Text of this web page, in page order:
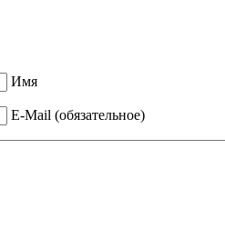
Имя
E-Mail (обязательное)